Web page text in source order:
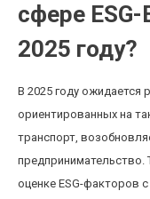
сфере
2025 году?
В 2025 году ожидается
ориентированных на
транспорт,
оценке ESG-факторов